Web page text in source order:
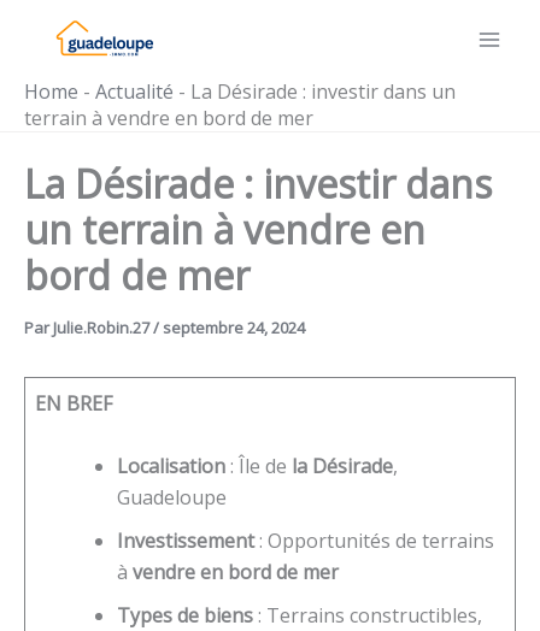
Home - Actualité - La Désirade : investir dans un
terrain à vendre en bord de mer
La Désirade : investir dans
un terrain à vendre en
bord de mer
ParJulie.Robin.27/ septembre 24, 2024
EN BREF
Localisation : Île de la Désirade,
Guadeloupe
Investissement: Opportunités de terrains
à vendre en bord de mer
Types de biens : Terrains constructibles,